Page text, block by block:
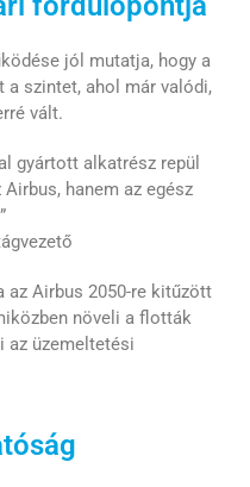
jól mutatja, hogy a
szintet, ahol már valódi,
vált.
gyártott alkatrész repül
hanem az egész
Airbus 2050-re kitűzött
növeli a flották
az üzemeltetési